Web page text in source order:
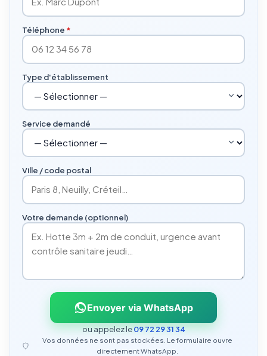
Téléphone *
Type d'établissement
Service demandé
Ville / code postal
Votre demande (optionnel)
Envoyer via WhatsApp
ou appelez le09 72 29 31 34
Vos données ne sont pas stockées. Le formulaire ouvre
directement WhatsApp.